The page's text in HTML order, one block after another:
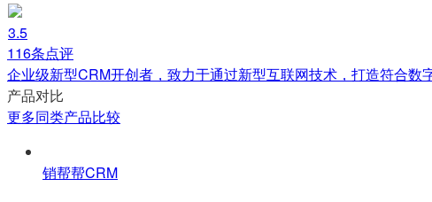
3.5
116条点评
企业级新型CRM开创者，致力于通过新型互联网技术，打造符合数
产品对比
更多同类产品比较
销帮帮CRM